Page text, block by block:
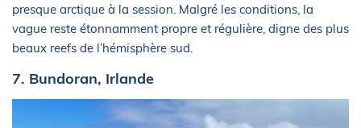
presque arctique à la session. Malgré les conditions, la
vague reste étonnamment propre et régulière, digne des plus
beaux reefs de l’hémisphère sud.
7. Bundoran, Irlande